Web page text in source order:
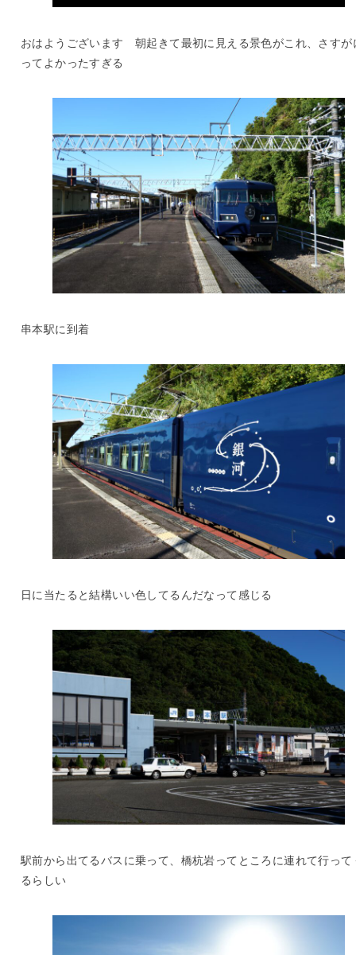
おはようございます 朝起きて最初に見える景色がこれ、さすが
ってよかったすぎる
串本駅に到着
日に当たると結構いい色してるんだなって感じる
駅前から出てるバスに乗って、橋杭岩ってところに連れて行って
るらしい